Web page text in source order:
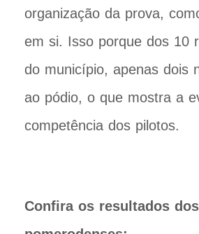
organização da prova,
em si. Isso porque dos 10
do município, apenas dois
ao pódio, o que mostra a
competência dos pilotos.
Confira os resultados dos